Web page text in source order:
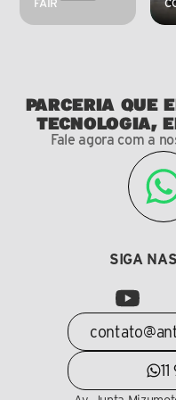
FAIR
PARCERIA QUE
TECNOLOGIA,
Fale agora com a
SIGA